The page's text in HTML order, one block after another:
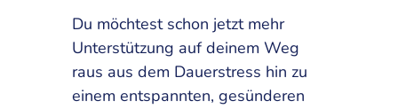
Du möchtest schon jetzt mehr
Unterstützung auf deinem Weg
raus aus dem Dauerstress hin zu
einem entspannten, gesünderen